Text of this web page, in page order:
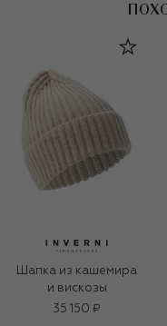
Шапка из кашемира
и вискозы
35 150 ₽